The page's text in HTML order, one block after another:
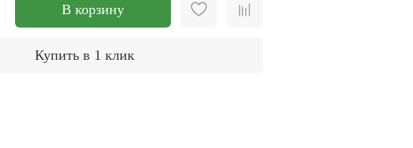
В корзину
Купить в 1 клик